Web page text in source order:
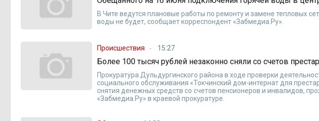
В Чите ведутся плановые работы по ремонту и замене тепловых
воды не будет, сообщает корреспондент «Забмедиа.Ру».
Происшествия 15:27
Более 100 тысяч рублей незаконно сняли со счетов
Прокуратура Дульдургинского района в ходе проверки
социального обслуживания «Токчинский дом-интернат для
снятия денежных средств со счетов пенсионеров и инвалидов,
«Забмедиа.Ру» в краевой прокуратуре.